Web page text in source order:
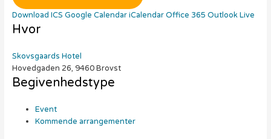
Download ICS Google Calendar iCalendar Office 365 Outlook Live
Hvor
Skovsgaards Hotel
Hovedgaden 26, 9460 Brovst
Begivenhedstype
Event
Kommende arrangementer